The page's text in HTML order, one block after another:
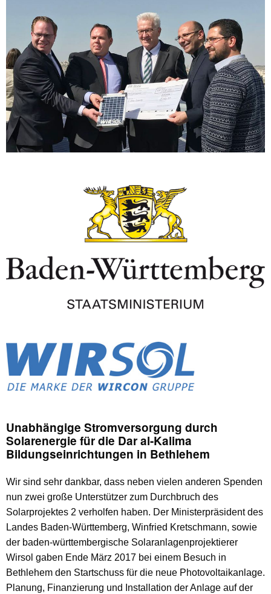
Unabhängige Stromversorgung durch
Solarenergie für die Dar al-Kalima
Bildungseinrichtungen in Bethlehem
Wir sind sehr dankbar, dass neben vielen anderen Spenden
nun zwei große Unterstützer zum Durchbruch des
Solarprojektes 2 verholfen haben. Der Ministerpräsident des
Landes Baden-Württemberg, Winfried Kretschmann, sowie
der baden-württembergische Solaranlagenprojektierer
Wirsol gaben Ende März 2017 bei einem Besuch in
Bethlehem den Startschuss für die neue Photovoltaikanlage.
Planung, Finanzierung und Installation der Anlage auf der